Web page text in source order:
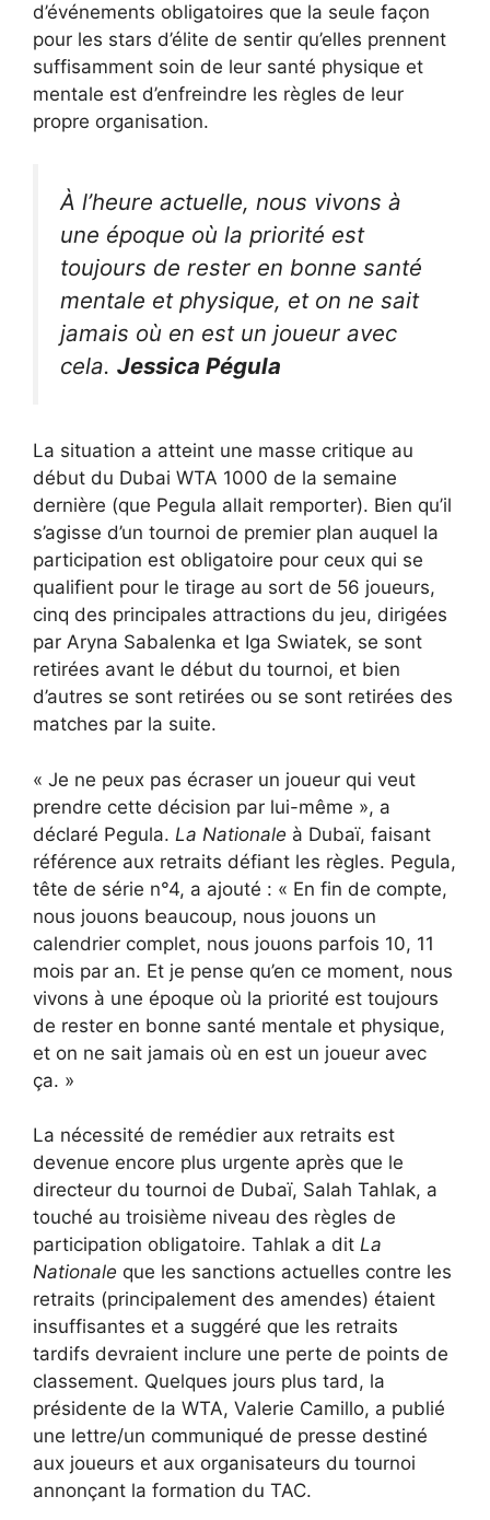
d’événements obligatoires que la seule façon
pour les stars d’élite de sentir qu’elles prennent
suffisamment soin de leur santé physique et
mentale est d’enfreindre les règles de leur
propre organisation.
À l’heure actuelle, nous vivons à
une époque où la priorité est
toujours de rester en bonne santé
mentale et physique, et on ne sait
jamais où en est un joueur avec
cela. Jessica Pégula
La situation a atteint une masse critique au
début du Dubai WTA 1000 de la semaine
dernière (que Pegula allait remporter). Bien qu’il
s’agisse d’un tournoi de premier plan auquel la
participation est obligatoire pour ceux qui se
qualifient pour le tirage au sort de 56 joueurs,
cinq des principales attractions du jeu, dirigées
par Aryna Sabalenka et Iga Swiatek, se sont
retirées avant le début du tournoi, et bien
d’autres se sont retirées ou se sont retirées des
matches par la suite.
« Je ne peux pas écraser un joueur qui veut
prendre cette décision par lui-même », a
déclaré Pegula. La Nationale à Dubaï, faisant
référence aux retraits défiant les règles. Pegula,
tête de série n°4, a ajouté : « En fin de compte,
nous jouons beaucoup, nous jouons un
calendrier complet, nous jouons parfois 10, 11
mois par an. Et je pense qu’en ce moment, nous
vivons à une époque où la priorité est toujours
de rester en bonne santé mentale et physique,
et on ne sait jamais où en est un joueur avec
ça. »
La nécessité de remédier aux retraits est
devenue encore plus urgente après que le
directeur du tournoi de Dubaï, Salah Tahlak, a
touché au troisième niveau des règles de
participation obligatoire. Tahlak a dit La
Nationale que les sanctions actuelles contre les
retraits (principalement des amendes) étaient
insuffisantes et a suggéré que les retraits
tardifs devraient inclure une perte de points de
classement. Quelques jours plus tard, la
présidente de la WTA, Valerie Camillo, a publié
une lettre/un communiqué de presse destiné
aux joueurs et aux organisateurs du tournoi
annonçant la formation du TAC.